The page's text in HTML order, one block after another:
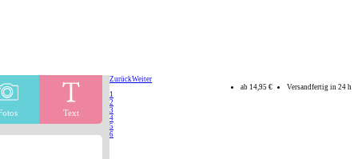
ab 14,95 € Versandfertig in 24 h
Text
ZurückWeiter
1
2
3
4
5
6